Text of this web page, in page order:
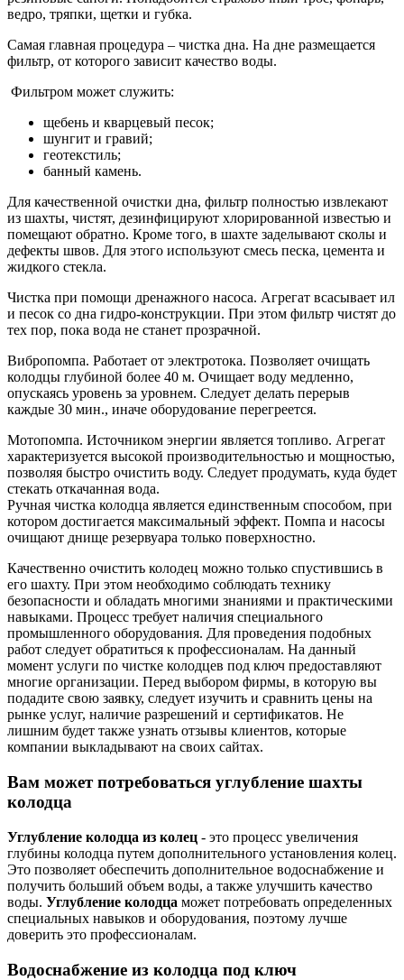
ведро, тряпки, щетки и губка.
Самая главная процедура – чистка дна. На дне размещается
фильтр, от которого зависит качество воды.
Фильтром может служить:
щебень и кварцевый песок;
шунгит и гравий;
геотекстиль;
банный камень.
Для качественной очистки дна, фильтр полностью извлекают
из шахты, чистят, дезинфицируют хлорированной известью и
помещают обратно. Кроме того, в шахте заделывают сколы и
дефекты швов. Для этого используют смесь песка, цемента и
жидкого стекла.
Чистка при помощи дренажного насоса. Агрегат всасывает ил
и песок со дна гидро-конструкции. При этом фильтр чистят до
тех пор, пока вода не станет прозрачной.
Вибропомпа. Работает от электротока. Позволяет очищать
колодцы глубиной более 40 м. Очищает воду медленно,
опускаясь уровень за уровнем. Следует делать перерыв
каждые 30 мин., иначе оборудование перегреется.
Мотопомпа. Источником энергии является топливо. Агрегат
характеризуется высокой производительностью и мощностью,
позволяя быстро очистить воду. Следует продумать, куда будет
стекать откачанная вода.
Ручная чистка колодца является единственным способом, при
котором достигается максимальный эффект. Помпа и насосы
очищают днище резервуара только поверхностно.
Качественно очистить колодец можно только спустившись в
его шахту. При этом необходимо соблюдать технику
безопасности и обладать многими знаниями и практическими
навыками. Процесс требует наличия специального
промышленного оборудования. Для проведения подобных
работ следует обратиться к профессионалам. На данный
момент услуги по чистке колодцев под ключ предоставляют
многие организации. Перед выбором фирмы, в которую вы
подадите свою заявку, следует изучить и сравнить цены на
рынке услуг, наличие разрешений и сертификатов. Не
лишним будет также узнать отзывы клиентов, которые
компании выкладывают на своих сайтах.
Вам может потребоваться углубление шахты
колодца
Углубление колодца из колец - это процесс увеличения
глубины колодца путем дополнительного установления колец.
Это позволяет обеспечить дополнительное водоснабжение и
получить больший объем воды, а также улучшить качество
воды. Углубление колодца может потребовать определенных
специальных навыков и оборудования, поэтому лучше
доверить это профессионалам.
Водоснабжение из колодца под ключ